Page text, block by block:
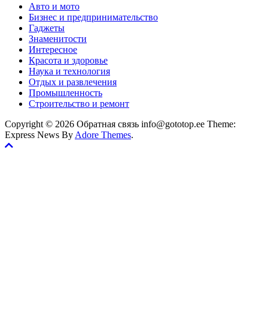
Авто и мото
Бизнес и предпринимательство
Гаджеты
Знаменитости
Интересное
Красота и здоровье
Наука и технология
Отдых и развлечения
Промышленность
Строительство и ремонт
Copyright © 2026 Обратная связь info@gototop.ee Theme:
Express News By Adore Themes.